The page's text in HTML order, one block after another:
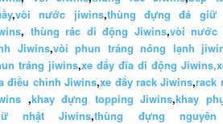
,vòi nước jiwins,thùng đựng đá giữ
, thùng rác di động Jiwins,vòi nước
Jiwins,vòi phun tráng nóng lạnh
tráng jiwins,xe đẩy đĩa di động Jiwins,
điều chỉnh Jiwins,xe đẩy rack Jiwins,rack
,khay đựng topping Jiwins,khay
nhật Jiwins,thùng đựng